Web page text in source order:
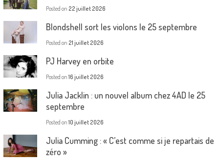
Posted on 22 juillet 2026
Blondshell sort les violons le 25 septembre
Posted on 21 juillet 2026
PJ Harvey en orbite
Posted on 16 juillet 2026
Julia Jacklin : un nouvel album chez 4AD le 25
septembre
Posted on 10 juillet 2026
Julia Cumming : « C’est comme si je repartais de
zéro »